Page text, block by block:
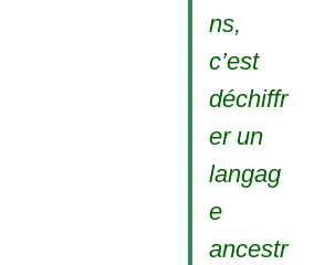
ns,
c’est
déchiffr
er un
langag
e
ancestr